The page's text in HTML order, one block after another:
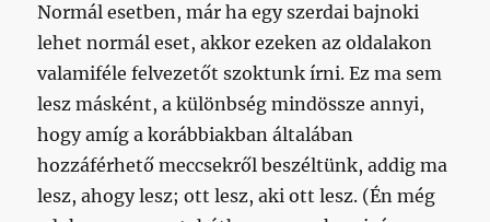
Normál esetben, már ha egy szerdai bajnoki
lehet normál eset, akkor ezeken az oldalakon
valamiféle felvezetőt szoktunk írni. Ez ma sem
lesz másként, a különbség mindössze annyi,
hogy amíg a korábbiakban általában
hozzáférhető meccsekről beszéltünk, addig ma
lesz, ahogy lesz; ott lesz, aki ott lesz. (Én még